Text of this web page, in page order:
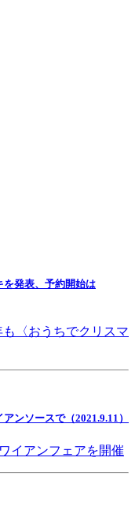
を発表、予約開始は
〈おうちでクリスマ
ンソースで（2021.9.11）
イアンフェアを開催